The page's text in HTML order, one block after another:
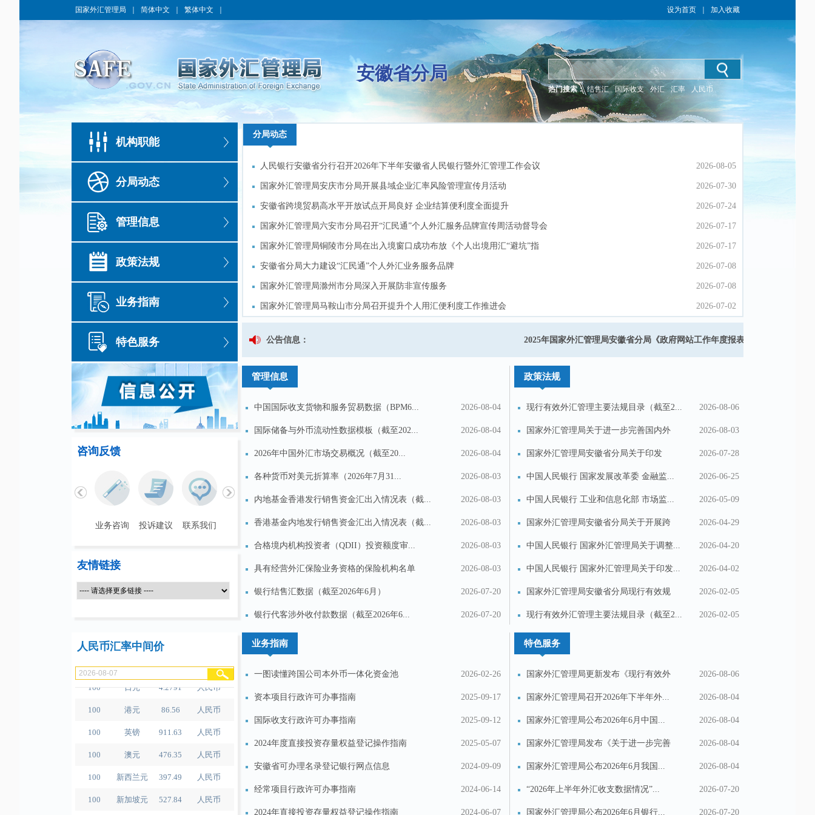
国家外汇管理局 简体中文 繁体中文 设为首页 加入收藏
安徽省分局
热门搜索： 结售汇 国际收支 外汇 汇率 人民币
机构职能
分局动态
管理信息
政策法规
业务指南
特色服务
分局动态
人民银行安徽省分行召开2026年下半年安徽省人民银行暨外汇管理工作会议 2026-08-05
国家外汇管理局安庆市分局开展县域企业汇率风险管理宣传月活动 2026-07-30
安徽省跨境贸易高水平开放试点开局良好 企业结算便利度全面提升 2026-07-24
国家外汇管理局六安市分局召开“汇民通”个人外汇服务品牌宣传周活动督导会 2026-07-17
国家外汇管理局铜陵市分局在出入境窗口成功布放《个人出境用汇“避坑”指
南》宣传手册
2026-07-17
安徽省分局大力建设“汇民通”个人外汇业务服务品牌 2026-07-08
国家外汇管理局滁州市分局深入开展防非宣传服务 2026-07-08
国家外汇管理局马鞍山市分局召开提升个人用汇便利度工作推进会 2026-07-02
我省首笔境内企业境外上市登记业务落地 2026-06-25
分局动态
人民银行安徽省分行召开2026年下半年安徽省人民银行暨外汇管理工作会议 2026-08-05
国家外汇管理局安庆市分局开展县域企业汇率风险管理宣传月活动 2026-07-30
安徽省跨境贸易高水平开放试点开局良好 企业结算便利度全面提升 2026-07-24
国家外汇管理局六安市分局召开“汇民通”个人外汇服务品牌宣传周活动督导会 2026-07-17
国家外汇管理局铜陵市分局在出入境窗口成功布放《个人出境用汇“避坑”指
南》宣传手册
2026-07-17
安徽省分局大力建设“汇民通”个人外汇业务服务品牌 2026-07-08
国家外汇管理局滁州市分局深入开展防非宣传服务 2026-07-08
国家外汇管理局马鞍山市分局召开提升个人用汇便利度工作推进会 2026-07-02
我省首笔境内企业境外上市登记业务落地 2026-06-25
公告信息：
国家外汇管理局安徽省分局关于启用县域派出机构行政许可专用章的公告 2025年国家外汇管理局安徽省分局《政府网站工作年度报表》
咨询反馈
业务咨询 投诉建议 联系我们 业务咨询 投诉建议 联系我们
友情链接
管理信息
中国国际收支货物和服务贸易数据（BPM6... 2026-08-04
国际储备与外币流动性数据模板（截至202... 2026-08-04
2026年中国外汇市场交易概况（截至20... 2026-08-04
各种货币对美元折算率（2026年7月31... 2026-08-03
内地基金香港发行销售资金汇出入情况表（截... 2026-08-03
香港基金内地发行销售资金汇出入情况表（截... 2026-08-03
合格境内机构投资者（QDII）投资额度审... 2026-08-03
具有经营外汇保险业务资格的保险机构名单 2026-08-03
银行结售汇数据（截至2026年6月） 2026-07-20
银行代客涉外收付款数据（截至2026年6... 2026-07-20
政策法规
现行有效外汇管理主要法规目录（截至2... 2026-08-06
国家外汇管理局关于进一步完善国内外
汇...
2026-08-03
国家外汇管理局安徽省分局关于印发
《银...
2026-07-28
中国人民银行 国家发展改革委 金融监... 2026-06-25
中国人民银行 工业和信息化部 市场监... 2026-05-09
国家外汇管理局安徽省分局关于开展跨
境...
2026-04-29
中国人民银行 国家外汇管理局关于调整... 2026-04-20
中国人民银行 国家外汇管理局关于印发... 2026-04-02
国家外汇管理局安徽省分局现行有效规
范...
2026-02-05
现行有效外汇管理主要法规目录（截至2... 2026-02-05
人民币汇率中间价
100 日元 4.2791 人民币
业务指南
一图读懂跨国公司本外币一体化资金池 2026-02-26
资本项目行政许可办事指南 2025-09-17
国际收支行政许可办事指南 2025-09-12
2024年度直接投资存量权益登记操作指南 2025-05-07
安徽省可办理名录登记银行网点信息 2024-09-09
经常项目行政许可办事指南 2024-06-14
2024年直接投资存量权益登记操作指南 2024-06-07
特色服务
国家外汇管理局更新发布《现行有效外
汇...
2026-08-06
国家外汇管理局召开2026年下半年外... 2026-08-04
国家外汇管理局公布2026年6月中国... 2026-08-04
国家外汇管理局发布《关于进一步完善
国...
2026-08-04
国家外汇管理局公布2026年6月我国... 2026-08-04
“2026年上半年外汇收支数据情况”... 2026-07-20
国家外汇管理局公布2026年6月银行... 2026-07-20